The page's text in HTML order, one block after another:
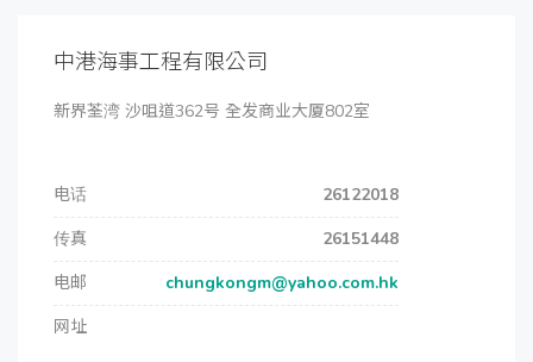
中港海事工程有限公司
新界荃湾 沙咀道362号 全发商业大厦802室
电话
26122018
传真
26151448
电邮
chungkongm@yahoo.com.hk
网址